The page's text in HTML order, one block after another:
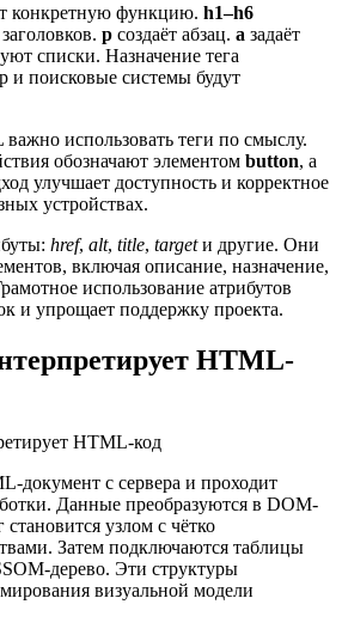
конкретную функцию. h1–h6
p создаёт абзац. a задаёт
списки. Назначение тега
и поисковые системы будут
использовать теги по смыслу.
обозначают элементом button, а
улучшает доступность и корректное
устройствах.
href, alt, title, targetи другие. Они
включая описание, назначение,
использование атрибутов
и упрощает поддержку проекта.
HTML-
документ с сервера и проходит
Данные преобразуются в DOM-
узлом с чётко
Затем подключаются таблицы
дерево. Эти структуры
визуальной модели